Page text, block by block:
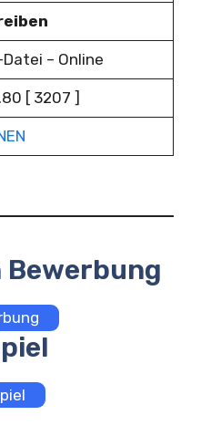
Datei – Online
[ 3207 ]